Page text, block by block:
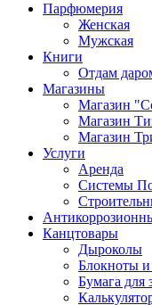
Парфюмерия
Женская
Мужская
Книги
Отдам
Магазины
Магазин
Магазин
Магазин
Услуги
Аренда
Системы
Канцтовары
Дыроколы
Блокноты и
Бумага для